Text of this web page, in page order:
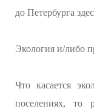
до Петербурга
Экология и/либо
Что касается
поселениях, то